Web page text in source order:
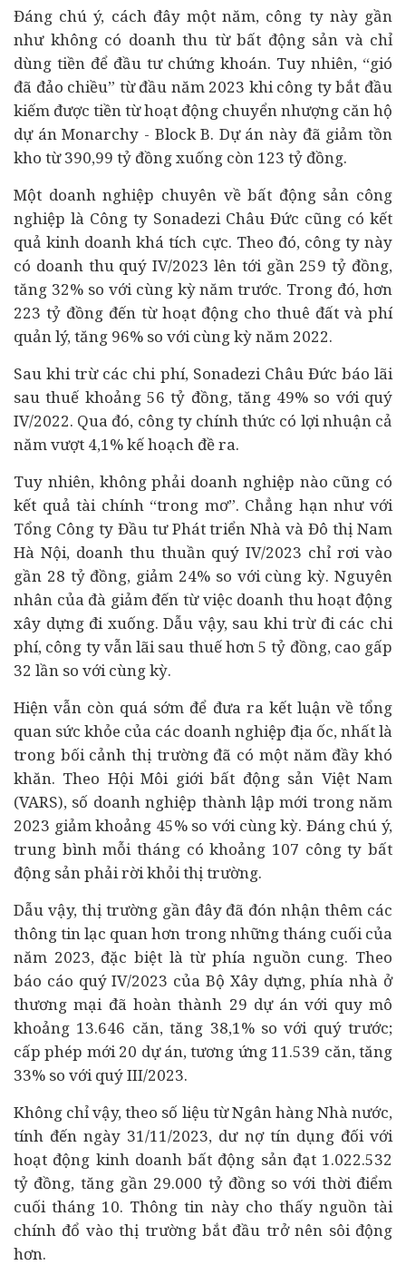
Đáng chú ý, cách đây một năm, công ty này gần
như không có doanh thu từ bất động sản và chỉ
dùng tiền để đầu tư chứng khoán. Tuy nhiên, “gió
đã đảo chiều” từ đầu năm 2023 khi công ty bắt đầu
kiếm được tiền từ hoạt động chuyển nhượng căn hộ
dự án Monarchy - Block B. Dự án này đã giảm tồn
kho từ 390,99 tỷ đồng xuống còn 123 tỷ đồng.
Một doanh nghiệp chuyên về bất động sản công
nghiệp là Công ty Sonadezi Châu Đức cũng có kết
quả kinh doanh khá tích cực. Theo đó, công ty này
có doanh thu quý IV/2023 lên tới gần 259 tỷ đồng,
tăng 32% so với cùng kỳ năm trước. Trong đó, hơn
223 tỷ đồng đến từ hoạt động cho thuê đất và phí
quản lý, tăng 96% so với cùng kỳ năm 2022.
Sau khi trừ các chi phí, Sonadezi Châu Đức báo lãi
sau thuế khoảng 56 tỷ đồng, tăng 49% so với quý
IV/2022. Qua đó, công ty chính thức có lợi nhuận cả
năm vượt 4,1% kế hoạch đề ra.
Tuy nhiên, không phải doanh nghiệp nào cũng có
kết quả tài chính “trong mơ”. Chẳng hạn như với
Tổng Công ty Đầu tư Phát triển Nhà và Đô thị Nam
Hà Nội, doanh thu thuần quý IV/2023 chỉ rơi vào
gần 28 tỷ đồng, giảm 24% so với cùng kỳ. Nguyên
nhân của đà giảm đến từ việc doanh thu hoạt động
xây dựng đi xuống. Dẫu vậy, sau khi trừ đi các chi
phí, công ty vẫn lãi sau thuế hơn 5 tỷ đồng, cao gấp
32 lần so với cùng kỳ.
Hiện vẫn còn quá sớm để đưa ra kết luận về tổng
quan sức khỏe của các doanh nghiệp địa ốc, nhất là
trong bối cảnh thị trường đã có một năm đầy khó
khăn. Theo Hội Môi giới bất động sản Việt Nam
(VARS), số doanh nghiệp thành lập mới trong năm
2023 giảm khoảng 45% so với cùng kỳ. Đáng chú ý,
trung bình mỗi tháng có khoảng 107 công ty bất
động sản phải rời khỏi thị trường.
Dẫu vậy, thị trường gần đây đã đón nhận thêm các
thông tin lạc quan hơn trong những tháng cuối của
năm 2023, đặc biệt là từ phía nguồn cung. Theo
báo cáo quý IV/2023 của Bộ Xây dựng, phía nhà ở
thương mại đã hoàn thành 29 dự án với quy mô
khoảng 13.646 căn, tăng 38,1% so với quý trước;
cấp phép mới 20 dự án, tương ứng 11.539 căn, tăng
33% so với quý III/2023.
Không chỉ vậy, theo số liệu từNgân hàngNhà nước,
tính đến ngày 31/11/2023, dư nợ tín dụng đối với
hoạt động kinh doanh bất động sản đạt 1.022.532
tỷ đồng, tăng gần 29.000 tỷ đồng so với thời điểm
cuối tháng 10. Thông tin này cho thấy nguồn tài
chính đổ vào thị trường bắt đầu trở nên sôi động
hơn.